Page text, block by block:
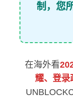
制，您
在海外看
耀、登录